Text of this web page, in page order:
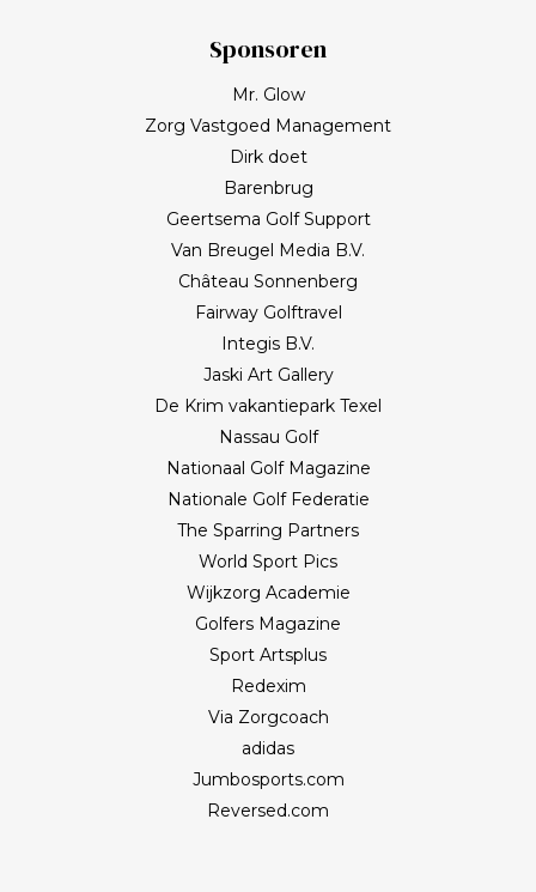
Sponsoren
Mr. Glow
Zorg Vastgoed Management
Dirk doet
Barenbrug
Geertsema Golf Support
Van Breugel Media B.V.
Château Sonnenberg
Fairway Golftravel
Integis B.V.
Jaski Art Gallery
De Krim vakantiepark Texel
Nassau Golf
Nationaal Golf Magazine
Nationale Golf Federatie
The Sparring Partners
World Sport Pics
Wijkzorg Academie
Golfers Magazine
Sport Artsplus
Redexim
Via Zorgcoach
adidas
Jumbosports.com
Reversed.com